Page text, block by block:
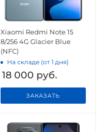
Xiaomi Redmi Note 15
8/256 4G Glacier Blue
(NFC)
На складе (от 1 дня)
18 000 руб.
ЗАКАЗАТЬ